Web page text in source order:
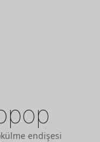
endişesi